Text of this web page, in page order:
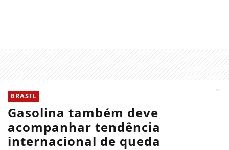
BRASIL
Gasolina também deve
acompanhar tendência
internacional de queda